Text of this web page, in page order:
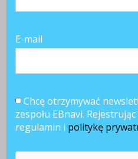
przegląd ze świata
trendy HR
Ekologia w
Te
E-mail
Chcę otrzymywać
zespołu EBnavi.
regulamin i politykę